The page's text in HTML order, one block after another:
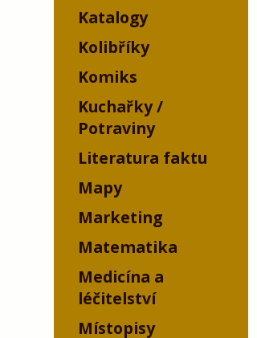
Katalogy
Kolibříky
Komiks
Kuchařky /
Potraviny
Literatura faktu
Mapy
Marketing
Matematika
Medicína a
léčitelství
Místopisy